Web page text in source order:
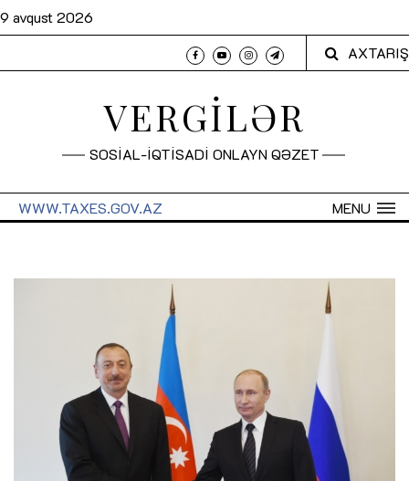
9 avqust 2026
AXTARIŞ
VERGİLƏR
SOSİAL-İQTİSADİ ONLAYN QƏZET
MENU
WWW.TAXES.GOV.AZ